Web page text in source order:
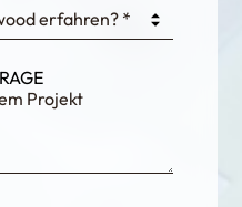
erfahren? *